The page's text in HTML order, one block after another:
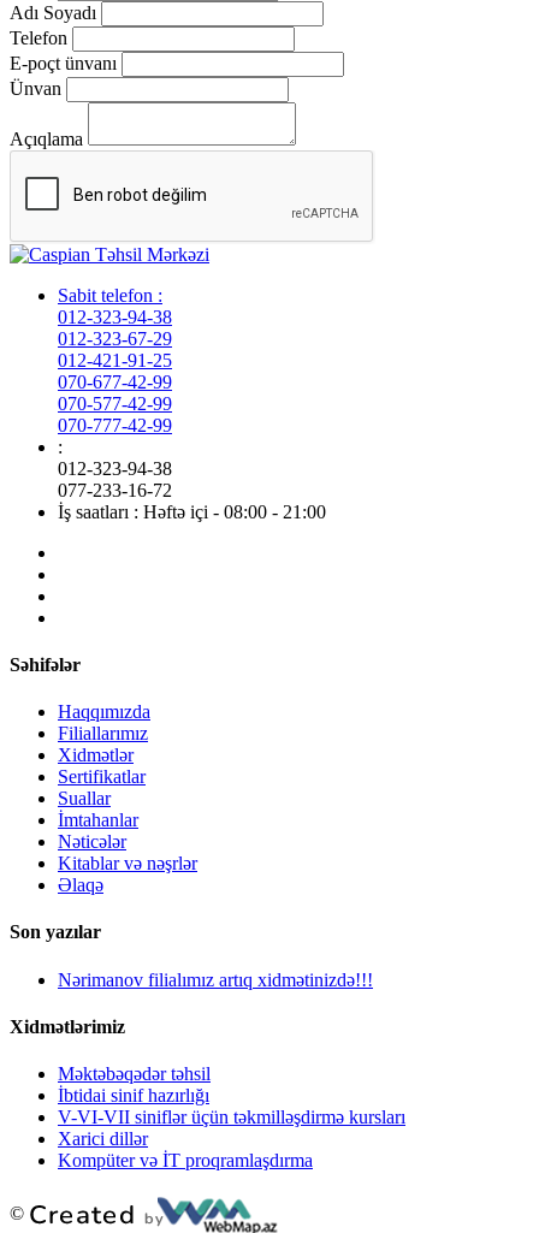
Adı Soyadı
Telefon
E-poçt ünvanı
Ünvan
Açıqlama
Sabit telefon :
012-323-94-38
012-323-67-29
012-421-91-25
070-677-42-99
070-577-42-99
070-777-42-99
:
012-323-94-38
077-233-16-72
İş saatları : Həftə içi - 08:00 - 21:00
Səhifələr
Haqqımızda
Filiallarımız
Xidmətlər
Sertifikatlar
Suallar
İmtahanlar
Nəticələr
Kitablar və nəşrlər
Əlaqə
Son yazılar
Nərimanov filialımız artıq xidmətinizdə!!!
Xidmətlərimiz
Məktəbəqədər təhsil
İbtidai sinif hazırlığı
V-VI-VII siniflər üçün təkmilləşdirmə kursları
Xarici dillər
Kompüter və İT proqramlaşdırma
©